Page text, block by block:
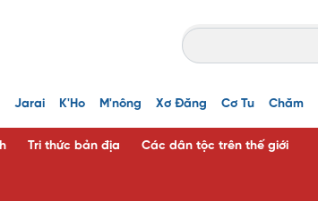
Jarai K'Ho M'nông Xơ Đăng Cơ Tu Chăm
Tri thức bản địa Các dân tộc trên thế giới